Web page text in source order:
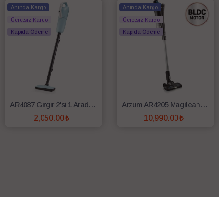
Anında Kargo
Ücretsiz Kargo
Kapıda Ödeme
AR4087 Gırgır 2'si 1 Arada Dikey Elektrikli Süpürge - Mavi
2,050.00
Anında Kargo
Ücretsiz Kargo
Kapıda Ödeme
Arzum AR4205 Magilean Power Dikey Şarjlı Süpürge Gri
10,990.00